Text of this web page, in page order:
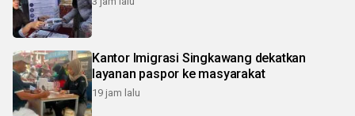
Kantor Imigrasi Singkawang dekatkan
layanan paspor ke masyarakat
19 jam lalu